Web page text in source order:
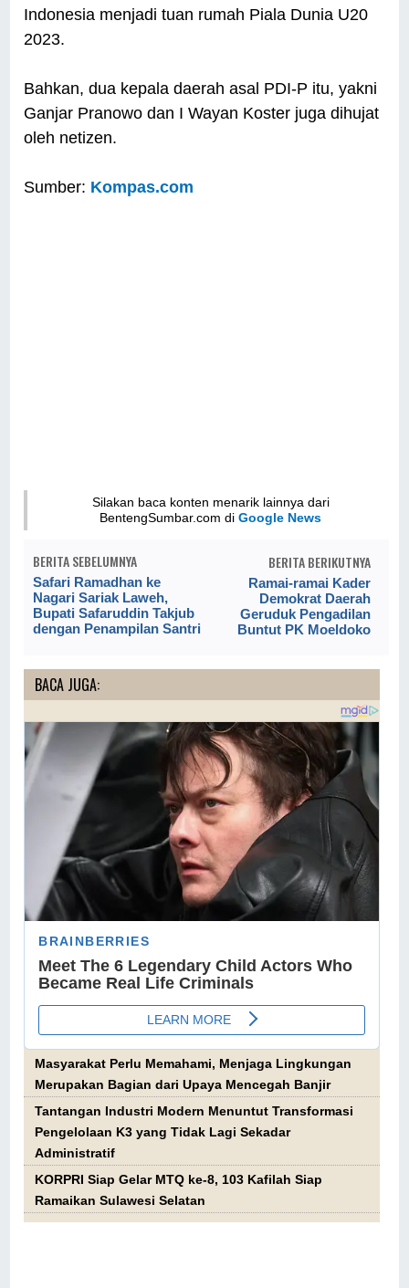
Indonesia menjadi tuan rumah Piala Dunia U20
2023.
Bahkan, dua kepala daerah asal PDI-P itu, yakni
Ganjar Pranowo dan I Wayan Koster juga dihujat
oleh netizen.
Sumber: Kompas.com
Silakan baca konten menarik lainnya dari
BentengSumbar.com diGoogle News
BERITA SEBELUMNYA
Safari Ramadhan ke
Nagari Sariak Laweh,
Bupati Safaruddin Takjub
dengan Penampilan Santri
BERITA BERIKUTNYA
Ramai-ramai Kader
Demokrat Daerah
Geruduk Pengadilan
Buntut PK Moeldoko
BACA JUGA:
Masyarakat Perlu Memahami, Menjaga Lingkungan
Merupakan Bagian dari Upaya Mencegah Banjir
Tantangan Industri Modern Menuntut Transformasi
Pengelolaan K3 yang Tidak Lagi Sekadar
Administratif
KORPRI Siap Gelar MTQ ke-8, 103 Kafilah Siap
Ramaikan Sulawesi Selatan